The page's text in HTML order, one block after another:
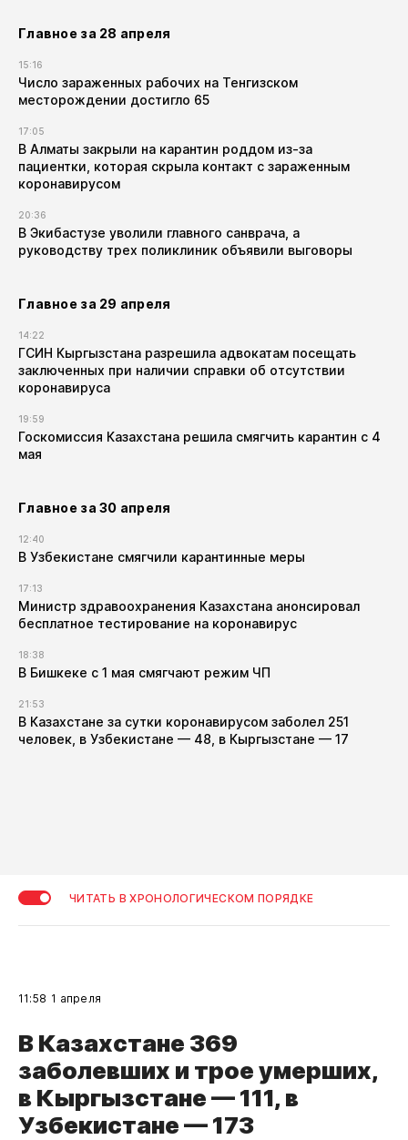
Главное за 28 апреля
15:16
Число зараженных рабочих на Тенгизском
месторождении достигло 65
17:05
В Алматы закрыли на карантин роддом из-за
пациентки, которая скрыла контакт с зараженным
коронавирусом
20:36
В Экибастузе уволили главного санврача, а
руководству трех поликлиник объявили выговоры
Главное за 29 апреля
14:22
ГСИН Кыргызстана разрешила адвокатам посещать
заключенных при наличии справки об отсутствии
коронавируса
19:59
Госкомиссия Казахстана решила смягчить карантин с 4
мая
Главное за 30 апреля
12:40
В Узбекистане смягчили карантинные меры
17:13
Министр здравоохранения Казахстана анонсировал
бесплатное тестирование на коронавирус
18:38
В Бишкеке с 1 мая смягчают режим ЧП
21:53
В Казахстане за сутки коронавирусом заболел 251
человек, в Узбекистане — 48, в Кыргызстане — 17
ЧИТАТЬ В ХРОНОЛОГИЧЕСКОМ ПОРЯДКЕ
11:58 1 апреля
В Казахстане 369
заболевших и трое умерших,
в Кыргызстане — 111, в
Узбекистане — 173